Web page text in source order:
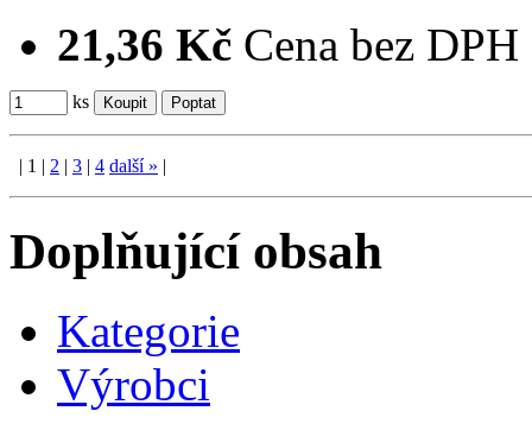
21,36 Kč Cena bez DPH
ks
| 1 | 2 | 3 | 4 další» |
Doplňující obsah
Kategorie
Výrobci